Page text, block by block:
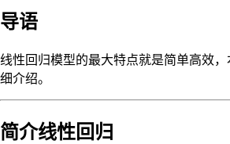
导语
线性回归模型的最大特点就是简单高效
细介绍。
简介线性回归